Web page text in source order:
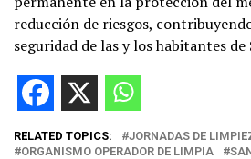
reducción de riesgos,
seguridad de las y los habitantes de
RELATED TOPICS:
JORNADAS DE
ORGANISMO OPERADOR DE LIMPIA